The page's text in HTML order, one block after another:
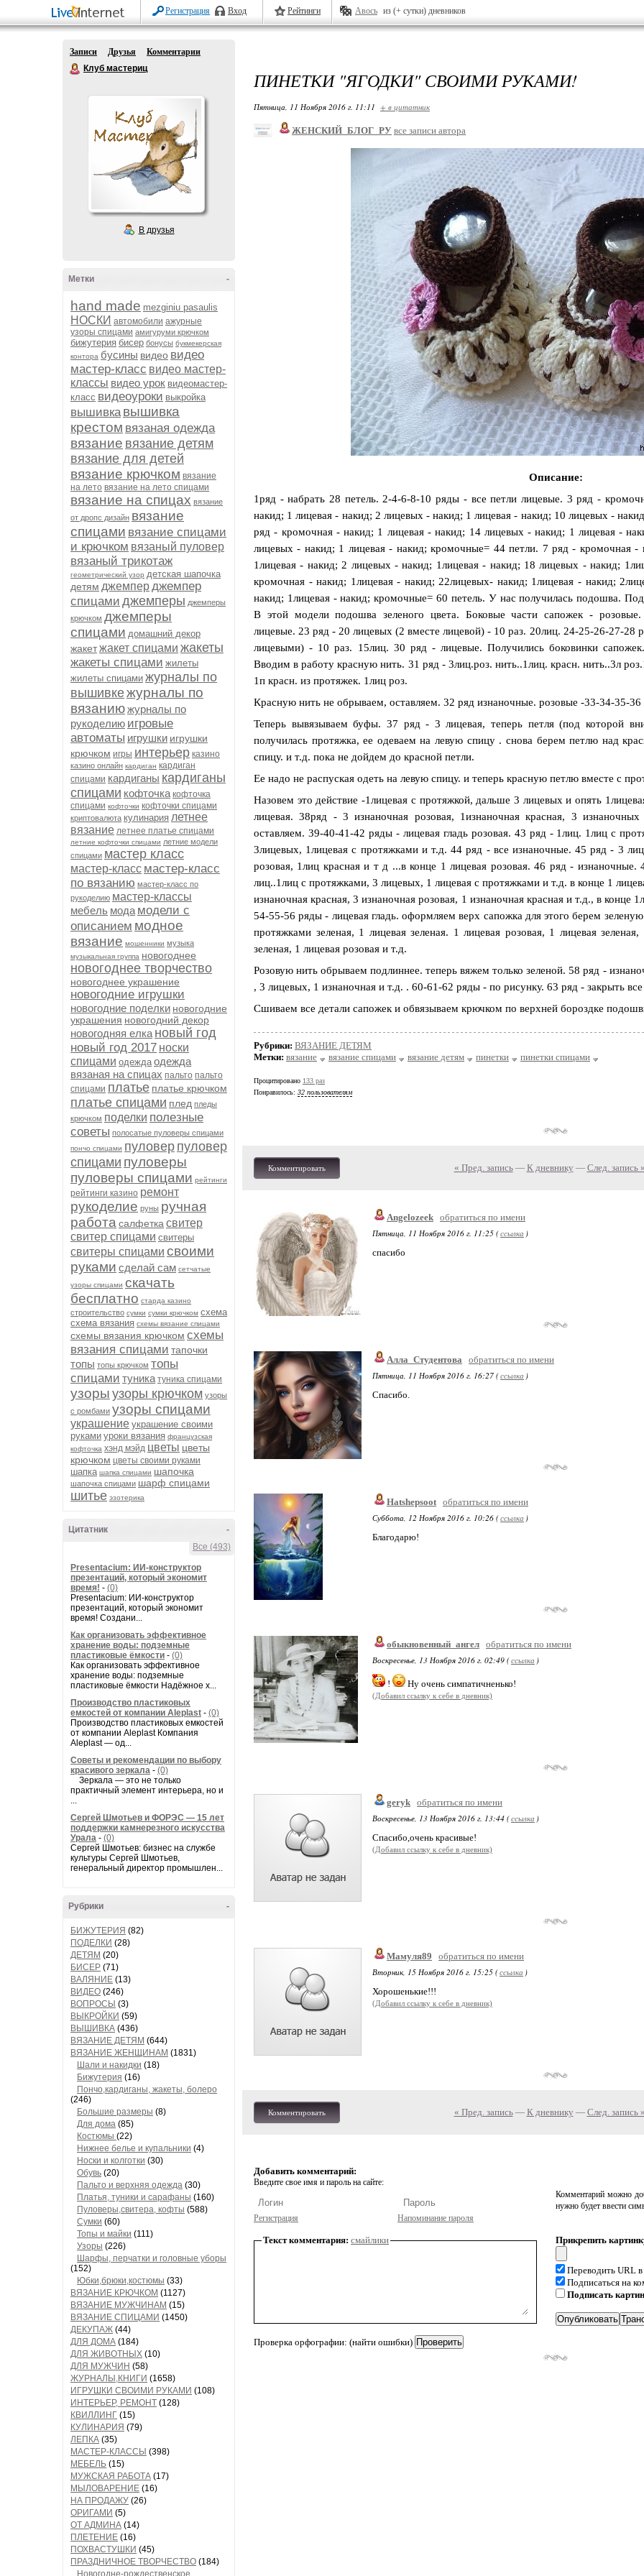
Регистрация Вход Рейтинги Авось из (+ сутки) дневников
Записи Друзья
Комментарии
Клуб мастериц
В друзья
-
Метки
hand made mezginiu pasaulis
НОСКИ автомобили ажурные
узоры спицами амигуруми крючком
бижутерия бисер бонусы букмекерская
контора бусины видео видео
мастер-класс видео мастер-
классы видео урок видеомастер-
класс видеоуроки выкройка
вышивка вышивка
крестом вязаная одежда
вязание вязание детям
вязание для детей
вязание крючком вязание
на лето вязание на лето спицами
вязание на спицах вязание
от дропс дизайн вязание
спицами вязание спицами
и крючком вязаный пуловер
вязаный трикотаж
геометрический узор детская шапочка
детям джемперджемпер
спицами джемперы джемперы
крючком джемперы
спицами домашний декор
жакетжакет спицами жакеты
жакеты спицами жилеты
жилеты спицами журналы по
вышивкежурналы по
вязаниюжурналы по
рукоделию игровые
автоматы игрушки игрушки
крючком игры интерьер казино
казино онлайн кардиган кардиган
спицами кардиганы кардиганы
спицами кофточка кофточка
спицами кофточки кофточки спицами
криптовалюта кулинария летнее
вязание летнее платье спицами
летние кофточки спицами летние модели
спицами мастер класс
мастер-класс мастер-класс
по вязанию мастер-класс по
рукоделию мастер-классы
мебель мода модели с
описанием модное
вязание мошенники музыка
музыкальная группа новогоднее
новогоднее творчество
новогоднее украшение
новогодние игрушки
новогодние поделки новогодние
украшения новогодний декор
новогодняя елка новый год
новый год 2017 носки
спицами одежда одежда
вязаная на спицах пальто пальто
спицами платье платье крючком
платье спицами плед пледы
крючком поделки полезные
советы полосатые пуловеры спицами
пончо спицами пуловер пуловер
спицами пуловеры
пуловеры спицами рейтинги
рейтинги казино ремонт
рукоделие руны ручная
работа салфетка свитер
свитер спицами свитеры
свитеры спицами своими
руками сделай сам сетчатые
узоры спицами скачать
бесплатно старда казино
строительство сумки сумки крючком схема
схема вязания схемы вязание спицами
схемы вязания крючком схемы
вязания спицами тапочки
топы топы крючком топы
спицами туника туника спицами
узоры узоры крючком узоры
с ромбами узоры спицами
украшение украшение своими
руками уроки вязания французская
кофточка хэнд мэйд цветы цветы
крючком цветы своими руками
шапка шапка спицами шапочка
шапочка спицами шарф спицами
шитье эзотерика
-
Цитатник
Все (493)
Presentacium: ИИ‑конструктор
презентаций, который экономит
время! - (0)
Presentacium: ИИ‑конструктор
презентаций, который экономит
время! Создани...
Как организовать эффективное
хранение воды: подземные
пластиковые ёмкости - (0)
Как организовать эффективное
хранение воды: подземные
пластиковые ёмкости Надёжное х...
Производство пластиковых
емкостей от компании Aleplast - (0)
Производство пластиковых емкостей
от компании Aleplast Компания
Aleplast — од...
Советы и рекомендации по выбору
красивого зеркала - (0)
Зеркала — это не только
практичный элемент интерьера, но и
...
Сергей Шмотьев и ФОРЭС — 15 лет
поддержки камнерезного искусства
Урала - (0)
Сергей Шмотьев: бизнес на службе
культуры Сергей Шмотьев,
генеральный директор промышлен...
-
Рубрики
БИЖУТЕРИЯ (82)
ПОДЕЛКИ (28)
ДЕТЯМ (20)
БИСЕР (71)
ВАЛЯНИЕ (13)
ВИДЕО (246)
ВОПРОСЫ (3)
ВЫКРОЙКИ (59)
ВЫШИВКА (436)
ВЯЗАНИЕ ДЕТЯМ (644)
ВЯЗАНИЕ ЖЕНЩИНАМ (1831)
Шали и накидки (18)
Бижутерия (16)
Пончо,кардиганы, жакеты, болеро
(246)
Большие размеры (8)
Для дома (85)
Костюмы (22)
Нижнее белье и купальники (4)
Носки и колготки (30)
Обувь (20)
Пальто и верхняя одежда (30)
Платья, туники и сарафаны (160)
Пуловеры,свитера, кофты (588)
Сумки (60)
Топы и майки (111)
Узоры (226)
Шарфы, перчатки и головные уборы
(152)
Юбки,брюки,костюмы (33)
ВЯЗАНИЕ КРЮЧКОМ (1127)
ВЯЗАНИЕ МУЖЧИНАМ (15)
ВЯЗАНИЕ СПИЦАМИ (1450)
ДЕКУПАЖ (44)
ДЛЯ ДОМА (184)
ДЛЯ ЖИВОТНЫХ (10)
ДЛЯ МУЖЧИН (58)
ЖУРНАЛЫ,КНИГИ (1658)
ИГРУШКИ СВОИМИ РУКАМИ (108)
ИНТЕРЬЕР, РЕМОНТ (128)
КВИЛЛИНГ (15)
КУЛИНАРИЯ (79)
ЛЕПКА (35)
МАСТЕР-КЛАССЫ (398)
МЕБЕЛЬ (15)
МУЖСКАЯ РАБОТА (17)
МЫЛОВАРЕНИЕ (16)
НА ПРОДАЖУ (26)
ОРИГАМИ (5)
ОТ АДМИНА (14)
ПЛЕТЕНИЕ (16)
ПОХВАСТУШКИ (45)
ПРАЗДНИЧНОЕ ТВОРЧЕСТВО (184)
Новогодне-рождественское
ПИНЕТКИ "ЯГОДКИ" СВОИМИ РУКАМИ!
Пятница, 11 Ноября 2016 г. 11:11 + в цитатник
ЖЕНСКИЙ_БЛОГ_РУ все записи автора
Описание:
1ряд - набрать 28 петель. 2-4-6-8-10 ряды - все петли лицевые. 3 ряд -
накид; 1 лицевая - накид; 2 лицевых - накид; 1 лицевая - накид; 10 лицевых -
ряд - кромочная - накид; 1 лицевая - накид; 14 лицевых - накид; 1 лицевая -
лицевых - накид; 1 лицевая - накид; кромочные= 44 петли. 7 ряд - кромочная -
1лицевая - накид; 2 лицевых - накид; 1лицевая - накид; 18 лицевых - накид;
кромочная - накид; 1лицевая - накид; 22лицевых- накид; 1лицевая - накид;
накид; 1лицевая - накид; кромочные= 60 петель. У нас получилась подошва.
В этой модели подошва зеленого цвета. Боковые части сапожек -
лицевые. 23 ряд - 20 лицевых (2 вместе лицевой) - 10 раз. 20лиц. 24-25-26-27-28
лицевыми) - 10 раз. 15лиц. 30 ряд - лицевые. Получились боковинки
Вводим в работу красную нить. 31 ряд - 3лиц.роз. нить..1лиц. красн. нить..3л
1п красн. из протяжек. 1лиц роз.
Красную нить не обрываем, оставляем. 32 ряд изнаночные. розовые -33-34-35-36
Теперь вывязываем буфы. 37 ряд - 3 лицевая, теперь петля (под которой
получилась протяжка, ее одеваем на левую спицу . снова берем петлю над
спицу. и т.д. пока не дойдем до красной петли.
Ее надо не распуская одеть на левую спицу. и теперь красную петлю вместе с
Назовем это действие -1лицевая с протяжкой, дальше 3 лицевых и опять
лицевая. 38ряд - 3 изнаночная розовая, 1изнаночная красная, 3
оставляем. 39-40-41-42 ряды - лицевая гладь розовая. 43 ряд - 1лиц. 1лиц с
3лицевых, 1лицевая с протяжками и т.д. 44 ряд - все изнаночные. 45 ряд - 3
розовая, 1лиц красная и т д ...в конце 1 лицевая розовая. 46 ряд -
лиц..1лиц с протяжками, 3 лицевых, 1 лицевая с протяжками и т.д. в конце 1
изнаночная красная, 3 изнаночная розовая, 1 изнаночная красная и т.д., в конце
54-55-56 ряды - лицевая гладь. оформляем верх сапожка для этого берем
протяжками зеленая, 1 лицевая зеленая. 1 лицевая розовая, 1 лицевая
зеленая, 1 лицевая розовая и т.д.
Розовую нить обрываем подлиннее. теперь вяжем только зеленой. 58 ряд -
, 3 лицевых, 1 изнаночная и т.д. . 60-61-62 ряды - по рисунку. 63 ряд - закрыть все
Сшиваем все детали сапожек и обвязываем крючком по верхней бороздке
Рубрики: ВЯЗАНИЕ ДЕТЯМ
Метки: вязание вязание спицами вязание детям пинетки пинетки спицами
Процитировано 133 раз
Понравилось: 32 пользователям
Комментировать « Пред. запись— К дневнику — След. запись »
Angelozeek обратиться по имени
Пятница, 11 Ноября 2016 г. 11:25 (ссылка )
спасибо
Алла_Студентова
обратиться по имени
Пятница, 11 Ноября 2016 г. 16:27 (ссылка )
Спасибо.
Hatshepsoot обратиться по имени
Суббота, 12 Ноября 2016 г. 10:26 (ссылка )
Благодарю!
обыкновенный_ангел обратиться по имени
Воскресенье, 13 Ноября 2016 г. 02:49 (ссылка )
! Ну очень симпатичненько!
(Добавил ссылку к себе в дневник)
geryk обратиться по имени
Воскресенье, 13 Ноября 2016 г. 13:44 (ссылка )
Спасибо,очень красивые!
(Добавил ссылку к себе в дневник)
Мамуля89
обратиться по имени
Вторник, 15 Ноября 2016 г. 15:25 (ссылка )
Хорошенькие!!!
(Добавил ссылку к себе в дневник)
Комментировать « Пред. запись— К дневнику — След. запись »
Добавить комментарий:
Введите свое имя и пароль на сайте:
Регистрация Напоминание пароля
Комментарий можно
нужно будет ввести
Текст комментария: смайлики
Проверка орфографии: (найти ошибки)
Прикрепить
Переводить URL
Подписаться на
Подписать